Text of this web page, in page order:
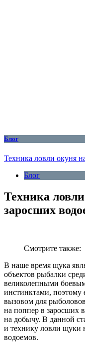
Блог
Техника ловли окуня
Блог
Техника
заросших
Смотрите также:
В наше время щука
объектов рыбалки
великолепными
инстинктами, поэтому
вызовом для
на поппер в заросших
на добычу. В данной
и технику ловли щуки
водоемов.